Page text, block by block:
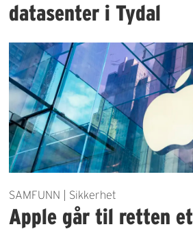
datasenter i Tydal
SAMFUNN | Sikkerhet
Apple går til retten